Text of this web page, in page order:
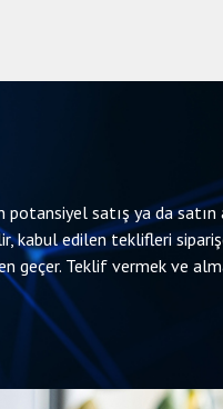
potansiyel satış ya da
kabul edilen teklifleri
geçer. Teklif vermek ve